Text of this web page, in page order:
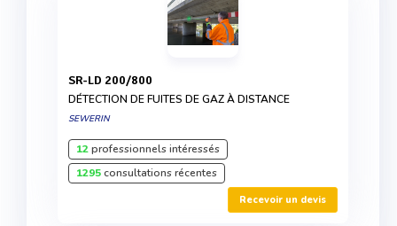
SR-LD 200/800
DÉTECTION DE FUITES DE GAZ À DISTANCE
SEWERIN
12professionnels intéressés
1295consultations récentes
Recevoir un devis